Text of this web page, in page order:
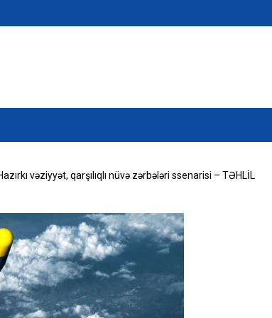
vəziyyət, qarşılıqlı nüvə zərbələri ssenarisi – TƏHLİL